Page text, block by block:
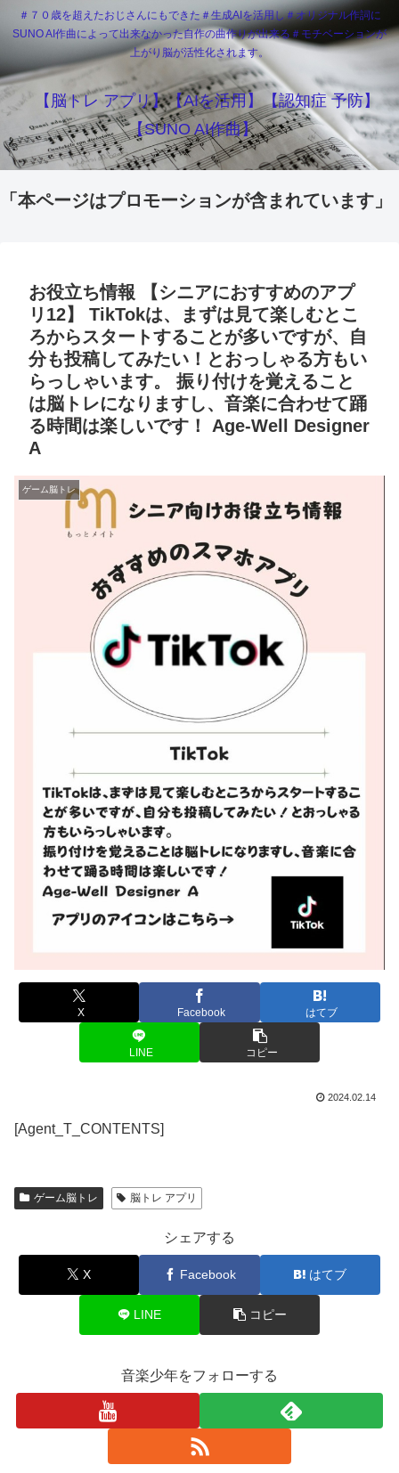
＃７０歳を超えたおじさんにもできた＃生成AIを活用し＃オリジナル作詞に
SUNO AI作曲によって出来なかった自作の曲作りが出来る＃モチベーションが
上がり脳が活性化されます。
【脳トレ アプリ】【AIを活用】【認知症 予防】
【SUNO AI作曲】
「本ページはプロモーションが含まれています」
お役立ち情報 【シニアにおすすめのアプ
リ12】 TikTokは、まずは見て楽しむとこ
ろからスタートすることが多いですが、自
分も投稿してみたい！とおっしゃる方もい
らっしゃいます。 振り付けを覚えること
は脳トレになりますし、音楽に合わせて踊
る時間は楽しいです！ Age-Well Designer
A
ゲーム脳トレ
X Facebook はてブ
LINE コピー
2024.02.14
[Agent_T_CONTENTS]
ゲーム脳トレ 脳トレ アプリ
シェアする
X Facebook はてブ
LINE コピー
音楽少年をフォローする